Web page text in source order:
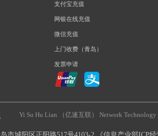
支付宝充值
网银在线充值
微信充值
上门收费（青岛）
发票申请
Yi Su Hu Lian （亿速互联） Network